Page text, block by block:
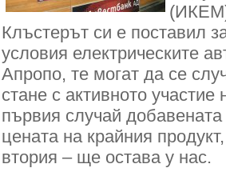
(ИКЕМ)
Клъстерът си е поставил
условия електрическите
Апропо, те могат да се
стане с активното
първия случай добавената
цената на крайния
втория – ще остава у нас.